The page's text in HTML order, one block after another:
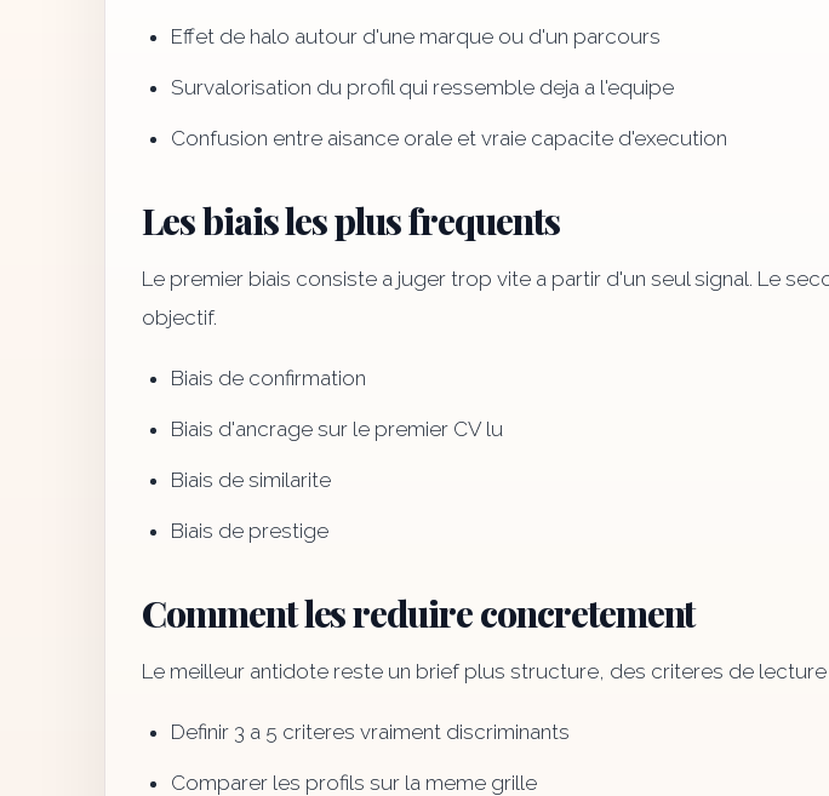
Effet de halo autour d'une marque ou d'un parcours
Survalorisation du profil qui ressemble deja a l'equipe
Confusion entre aisance orale et vraie capacite d'execution
Les biais les plus frequents
Le premier biais consiste a juger trop vite a partir d'un seul signal. Le
objectif.
Biais de confirmation
Biais d'ancrage sur le premier CV lu
Biais de similarite
Biais de prestige
Comment les reduire concretement
Le meilleur antidote reste un brief plus structure, des criteres de
Definir 3 a 5 criteres vraiment discriminants
Comparer les profils sur la meme grille